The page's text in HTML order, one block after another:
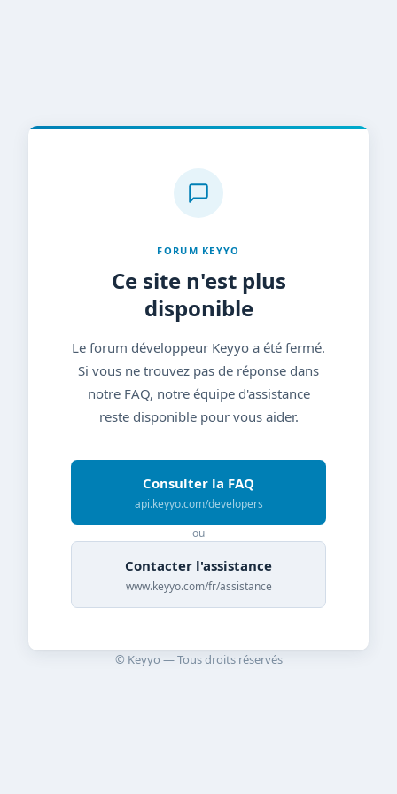
FORUM KEYYO
Ce site n'est plus
disponible
Le forum développeur Keyyo a été fermé.
Si vous ne trouvez pas de réponse dans
notre FAQ, notre équipe d'assistance
reste disponible pour vous aider.
Consulter la FAQ
api.keyyo.com/developers
ou
Contacter l'assistance
www.keyyo.com/fr/assistance
© Keyyo — Tous droits réservés